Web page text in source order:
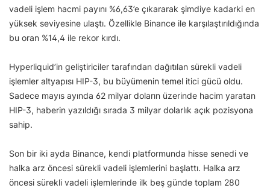
vadeli işlem hacmi payını %6,63’e çıkararak şimdiye kadarki en
yüksek seviyesine ulaştı. Özellikle Binance ile karşılaştırıldığında
bu oran %14,4 ile rekor kırdı.
Hyperliquid’in geliştiriciler tarafından dağıtılan sürekli vadeli
işlemler altyapısı HIP-3, bu büyümenin temel itici gücü oldu.
Sadece mayıs ayında 62 milyar doların üzerinde hacim yaratan
HIP-3, haberin yazıldığı sırada 3 milyar dolarlık açık pozisyona
sahip.
Son bir iki ayda Binance, kendi platformunda hisse senedi ve
halka arz öncesi sürekli vadeli işlemlerini başlattı. Halka arz
öncesi sürekli vadeli işlemlerinde ilk beş günde toplam 280